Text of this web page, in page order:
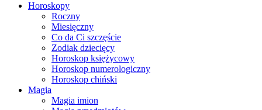
Horoskopy
Roczny
Miesięczny
Co da Ci szczęście
Zodiak dziecięcy
Horoskop księżycowy
Horoskop numerologiczny
Horoskop chiński
Magia
Magia imion